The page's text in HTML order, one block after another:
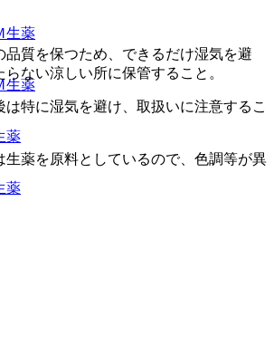
生薬
生薬
薬
薬
質を保つため、できるだけ湿気を避
ない涼しい所に保管すること。
特に湿気を避け、取扱いに注意するこ
薬を原料としているので、色調等が異